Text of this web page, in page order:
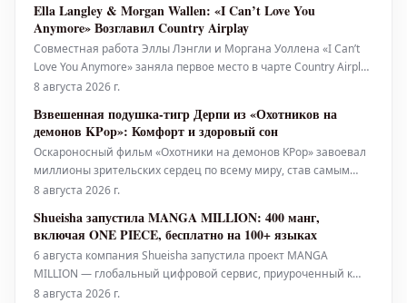
около 1100 человек – тем же вечером. Менее чем за 30 минут
очередь за билетами, к
Ella Langley & Morgan Wallen: «I Can’t Love You
Anymore» Возглавил Country Airplay
Совместная работа Эллы Лэнгли и Моргана Уоллена «I Can’t
Love You Anymore» заняла первое место в чарте Country Airplay
всего за 15 недель. Для Лэнгли это пятый, а для Уоллена —
набрала 33,4 миллиона прослушиваний в период с 31 июля
по 6 ав
8 августа 2026 г.
Взвешенная подушка-тигр Дерпи из «Охотников на
демонов KPop»: Комфорт и здоровый сон
Оскароносный фильм «Охотники на демонов KPop» завоевал
миллионы зрительских сердец по всему миру, став самым
просматриваемым оригинальным фильмом Netflix за всю
атмосферные сцены фильма и его завораживающий
саундтрек также служат идеальным ф
8 августа 2026 г.
Shueisha запустила MANGA MILLION: 400 манг,
включая ONE PIECE, бесплатно на 100+ языках
6 августа компания Shueisha запустила проект MANGA
MILLION — глобальный цифровой сервис, приуроченный к
100-летию компании. Эта платформа предлагает около 400
8 августа 2026 г.